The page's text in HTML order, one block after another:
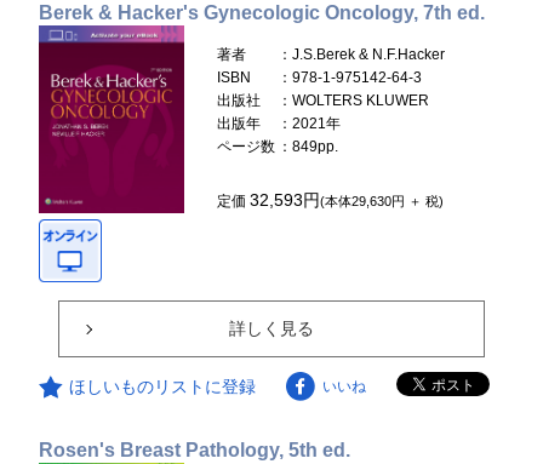
Berek & Hacker's Gynecologic Oncology, 7th ed.
著者
：J.S.Berek & N.F.Hacker
ISBN
：978-1-975142-64-3
出版社
：WOLTERS KLUWER
出版年
：2021年
ページ数 ：849pp.
定価32,593円(本体29,630円 ＋ 税)
詳しく見る
ほしいものリストに登録 いいね
Rosen's Breast Pathology, 5th ed.